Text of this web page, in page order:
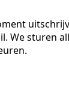
We sturen